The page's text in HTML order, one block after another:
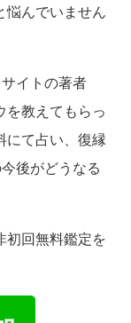
んでいません
イトの著者
を教えてもらっ
にて占い、復縁
後がどうなる
初回無料鑑定を